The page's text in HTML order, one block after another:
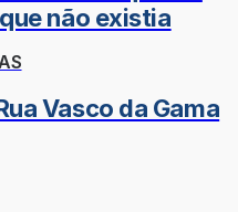
não existia
Vasco da Gama